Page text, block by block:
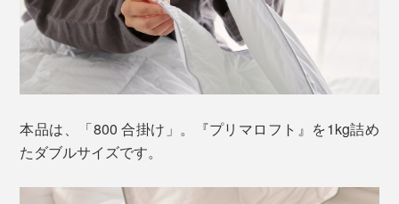
『プリマロフト』は、いわゆる人工羽毛。“洗えるダウ
ン”を目指して、アメリカで開発された、超微細なポリ
エステル繊維です。
本品は、「800 合掛け」。『プリマロフト』を1kg詰め
たダブルサイズです。